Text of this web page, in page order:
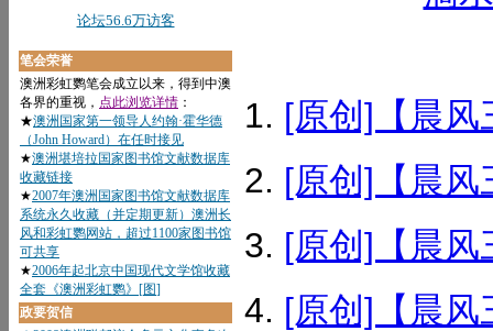
[原创]【晨风
[原创]【晨风
[原创]【晨风
[原创]【晨风